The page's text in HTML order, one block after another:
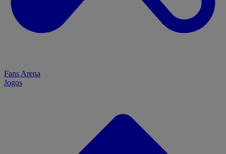
Fans Arena
Jogos